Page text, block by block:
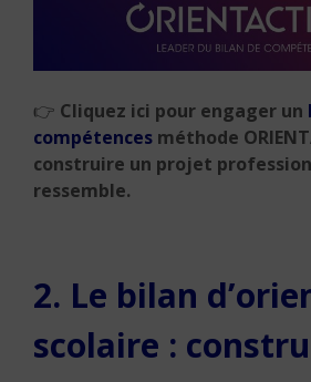
👉 Cliquez ici pour engager un
compétences méthode
construire un projet
ressemble.
2. Le bilan
scolaire :